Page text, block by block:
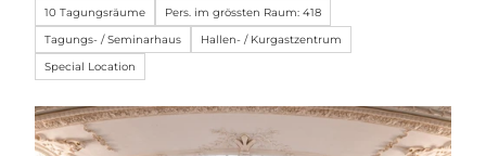
10 Tagungsräume
Pers. im grössten Raum: 418
Tagungs- / Seminarhaus
Hallen- / Kurgastzentrum
Special Location